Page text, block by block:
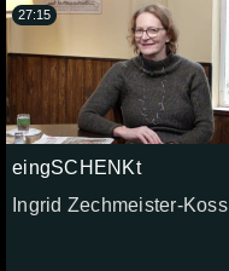
eingSCHENKt
Ingrid Zechmeister-Koss
27:15